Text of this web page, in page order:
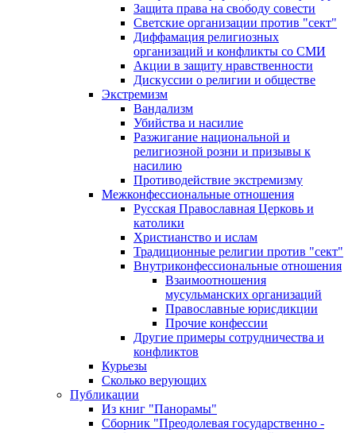
Защита права на свободу совести
Светские организации против "сект"
Диффамация религиозных
организаций и конфликты со СМИ
Акции в защиту нравственности
Дискуссии о религии и обществе
Экстремизм
Вандализм
Убийства и насилие
Разжигание национальной и
религиозной розни и призывы к
насилию
Противодействие экстремизму
Межконфессиональные отношения
Русская Православная Церковь и
католики
Христианство и ислам
Традиционные религии против "сект"
Внутриконфессиональные отношения
Взаимоотношения
мусульманских организаций
Православные юрисдикции
Прочие конфессии
Другие примеры сотрудничества и
конфликтов
Курьезы
Сколько верующих
Публикации
Из книг "Панорамы"
Сборник "Преодолевая государственно -